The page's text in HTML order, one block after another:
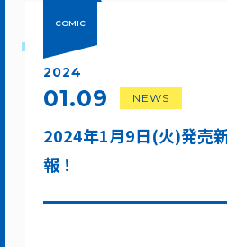
COMIC
2024年1月9日(火)発売
報！
NEWS
2024
01.09